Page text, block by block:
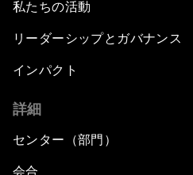
私たちの活動
リーダーシップとガバナンス
インパクト
詳細
センター（部門）
会合